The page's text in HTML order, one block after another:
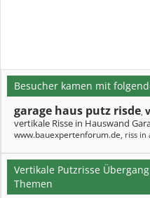
Besucher kamen mit
garage haus putz risde,
vertikale Risse in Hauswand
www.bauexpertenforum.de, riss in
Vertikale Putzrisse
Themen